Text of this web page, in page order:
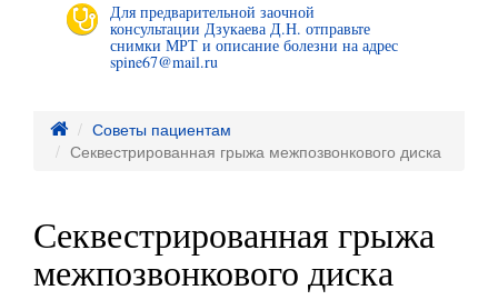
Для предварительной заочной
консультации Дзукаева Д.Н. отправьте
снимки МРТ и описание болезни на адрес
spine67@mail.ru
Советы пациентам
​Секвестрированная грыжа межпозвонкового диска
​Секвестрированная грыжа
межпозвонкового диска